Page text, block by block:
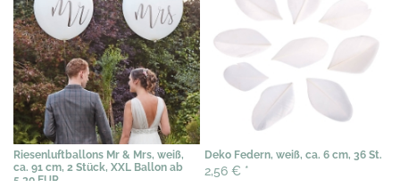
Riesenluftballons Mr & Mrs, weiß,
ca. 91 cm, 2 Stück, XXL Ballon ab
5.30 EUR
Deko Federn, weiß, ca. 6 cm, 36 St.
2,56 € *